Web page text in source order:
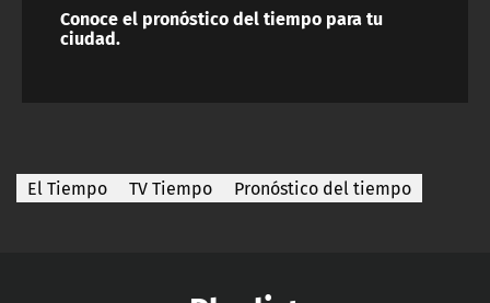
Conoce el pronóstico del tiempo para tu
ciudad.
El Tiempo TV Tiempo Pronóstico del tiempo